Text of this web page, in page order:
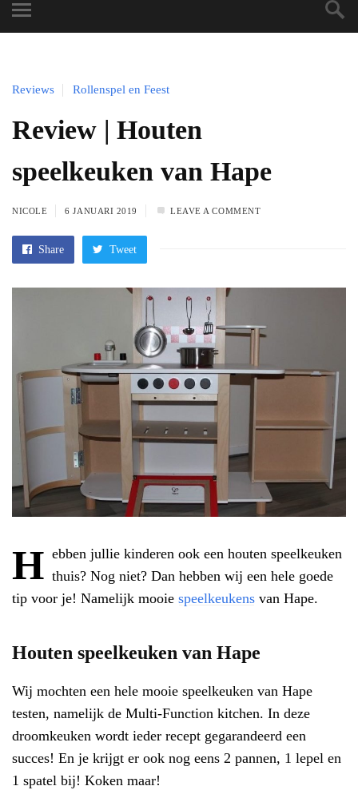
Reviews Rollenspel en Feest
Review | Houten
speelkeuken van Hape
NICOLE 6 JANUARI 2019 LEAVE A COMMENT
Share Tweet
H ebben jullie kinderen ook een houten speelkeuken
thuis? Nog niet? Dan hebben wij een hele goede
tip voor je! Namelijk mooie speelkeukens van Hape.
Houten speelkeuken van Hape
Wij mochten een hele mooie speelkeuken van Hape
testen, namelijk de Multi-Function kitchen. In deze
droomkeuken wordt ieder recept gegarandeerd een
succes! En je krijgt er ook nog eens 2 pannen, 1 lepel en
1 spatel bij! Koken maar!